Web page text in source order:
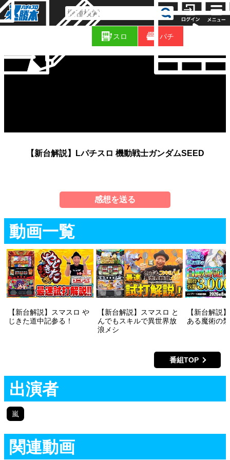
コ
ラ
ム
スロ パチ
【新台解説】Lパチスロ 機動戦士ガンダムSEED
感想を送る
動画一覧
【新台解説】スマスロ や
じきた道中記参る！
【新台解説】スマスロ と
んでもスキルで異世界放
浪メシ
【新台解説
ある魔術の
番組TOP
出演者
嵐
関連動画